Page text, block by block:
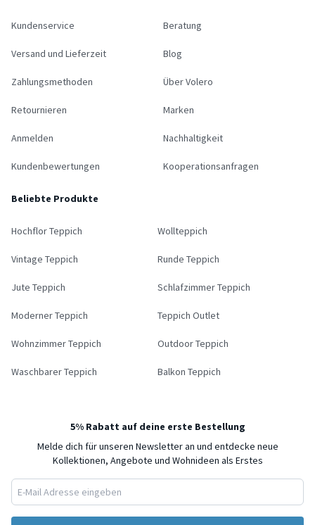
Kundenservice
Versand und Lieferzeit
Zahlungsmethoden
Retournieren
Anmelden
Kundenbewertungen
Beratung
Blog
Über Volero
Marken
Nachhaltigkeit
Kooperationsanfragen
Beliebte Produkte
Hochflor Teppich Wollteppich
Vintage Teppich Runde Teppich
Jute Teppich Schlafzimmer Teppich
Moderner Teppich Teppich Outlet
Wohnzimmer Teppich Outdoor Teppich
Waschbarer Teppich Balkon Teppich
5% Rabatt auf deine erste Bestellung
Melde dich für unseren Newsletter an und entdecke neue
Kollektionen, Angebote und Wohnideen als Erstes